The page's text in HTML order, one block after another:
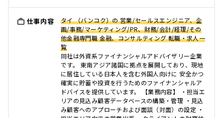
仕事内容
タイ （バンコク）の 営業/セールスエンジニア、企
画/事務/マーケティング/PR、財務/会計/経理/その
他金融専門職 金融、コンサルティング 転職・求人一
覧
同社は外資系ファイナンシャルアドバイザリー企業
です。 東南アジア諸国に拠点を展開しており、現地
に居住している日本人を含む外国人向けに 安全かつ
確実に貯蓄や投資を行うためのファイナンシャルア
ドバイスを提供しています。 【業務内容】 ・担当エ
リアの見込み顧客データベースの構築・管理 ・見込
み顧客へのアプローチおよび面談（対面）の設定 ・